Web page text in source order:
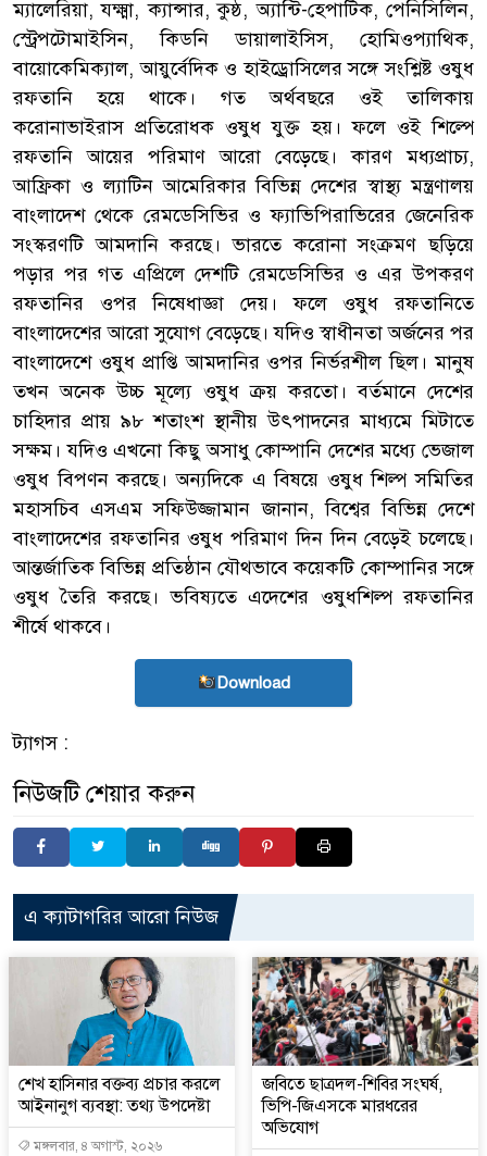
ম্যালেরিয়া, যক্ষ্মা, ক্যান্সার, কুষ্ঠ, অ্যান্টি-হেপাটিক, পেনিসিলিন,
স্ট্রেপটোমাইসিন, কিডনি ডায়ালাইসিস, হোমিওপ্যাথিক,
বায়োকেমিক্যাল, আয়ুর্বেদিক ও হাইড্রোসিলের সঙ্গে সংশ্লিষ্ট ওষুধ
রফতানি হয়ে থাকে। গত অর্থবছরে ওই তালিকায়
করোনাভাইরাস প্রতিরোধক ওষুধ যুক্ত হয়। ফলে ওই শিল্পে
রফতানি আয়ের পরিমাণ আরো বেড়েছে। কারণ মধ্যপ্রাচ্য,
আফ্রিকা ও ল্যাটিন আমেরিকার বিভিন্ন দেশের স্বাস্থ্য মন্ত্রণালয়
বাংলাদেশ থেকে রেমডেসিভির ও ফ্যাভিপিরাভিরের জেনেরিক
সংস্করণটি আমদানি করছে। ভারতে করোনা সংক্রমণ ছড়িয়ে
পড়ার পর গত এপ্রিলে দেশটি রেমডেসিভির ও এর উপকরণ
রফতানির ওপর নিষেধাজ্ঞা দেয়। ফলে ওষুধ রফতানিতে
বাংলাদেশের আরো সুযোগ বেড়েছে। যদিও স্বাধীনতা অর্জনের পর
বাংলাদেশে ওষুধ প্রাপ্তি আমদানির ওপর নির্ভরশীল ছিল। মানুষ
তখন অনেক উচ্চ মূল্যে ওষুধ ক্রয় করতো। বর্তমানে দেশের
চাহিদার প্রায় ৯৮ শতাংশ স্থানীয় উৎপাদনের মাধ্যমে মিটাতে
সক্ষম। যদিও এখনো কিছু অসাধু কোম্পানি দেশের মধ্যে ভেজাল
ওষুধ বিপণন করছে। অন্যদিকে এ বিষয়ে ওষুধ শিল্প সমিতির
মহাসচিব এসএম সফিউজ্জামান জানান, বিশ্বের বিভিন্ন দেশে
বাংলাদেশের রফতানির ওষুধ পরিমাণ দিন দিন বেড়েই চলেছে।
আন্তর্জাতিক বিভিন্ন প্রতিষ্ঠান যৌথভাবে কয়েকটি কোম্পানির সঙ্গে
ওষুধ তৈরি করছে। ভবিষ্যতে এদেশের ওষুধশিল্প রফতানির
শীর্ষে থাকবে।
Download
ট্যাগস :
নিউজটি শেয়ার করুন
এ ক্যাটাগরির আরো নিউজ
শেখ হাসিনার বক্তব্য প্রচার করলে
আইনানুগ ব্যবস্থা: তথ্য উপদেষ্টা
মঙ্গলবার, ৪ অগাস্ট, ২০২৬
জবিতে ছাত্রদল-শিবির সংঘর্ষ,
ভিপি-জিএসকে মারধরের
অভিযোগ